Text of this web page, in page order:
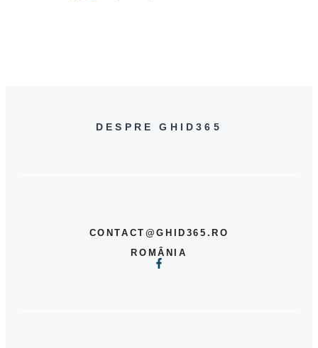
DESPRE GHID365
CONTACT@GHID365.RO
ROMÂNIA